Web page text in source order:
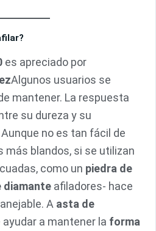
es apreciado por
Algunos usuarios se
mantener. La respuesta
su dureza y su
no es tan fácil de
más blandos, si se utilizan
como un piedra de
diamante afiladores- hace
A asta de
a mantener la forma